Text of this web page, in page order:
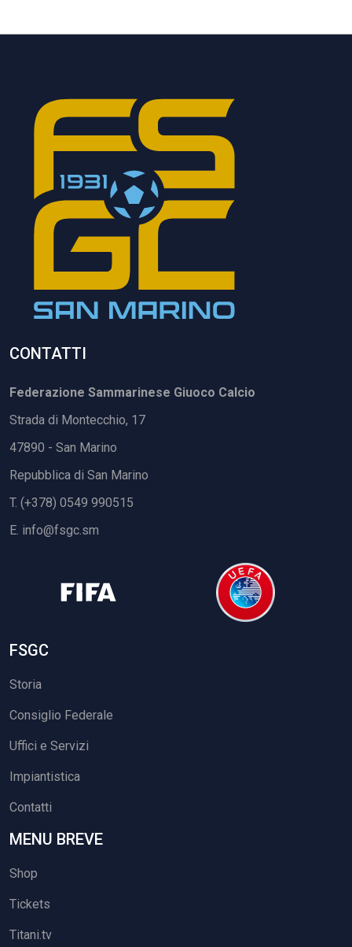
CONTATTI
Federazione Sammarinese Giuoco Calcio
Strada di Montecchio, 17
47890 - San Marino
Repubblica di San Marino
T. (+378) 0549 990515
E. info@fsgc.sm
FSGC
Storia
Consiglio Federale
Uffici e Servizi
Impiantistica
Contatti
MENU BREVE
Shop
Tickets
Titani.tv